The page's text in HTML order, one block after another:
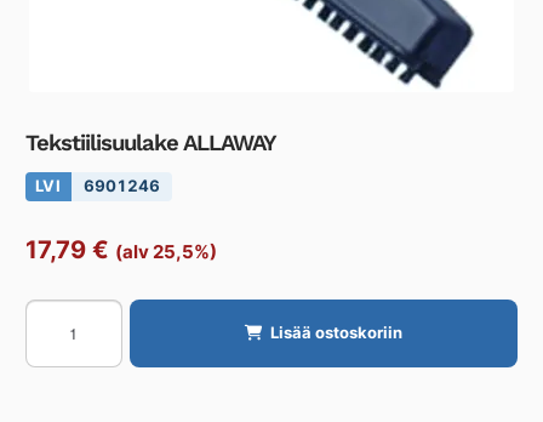
Tekstiilisuulake ALLAWAY
LVI 6901246
17,79 € (alv 25,5%)
Tekstiilisuulake
ALLAWAY
määrä
Lisää ostoskoriin